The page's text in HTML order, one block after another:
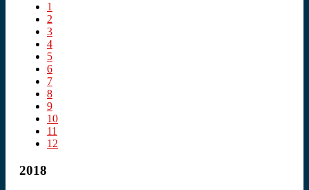
1
2
3
4
5
6
7
8
9
10
11
12
2018